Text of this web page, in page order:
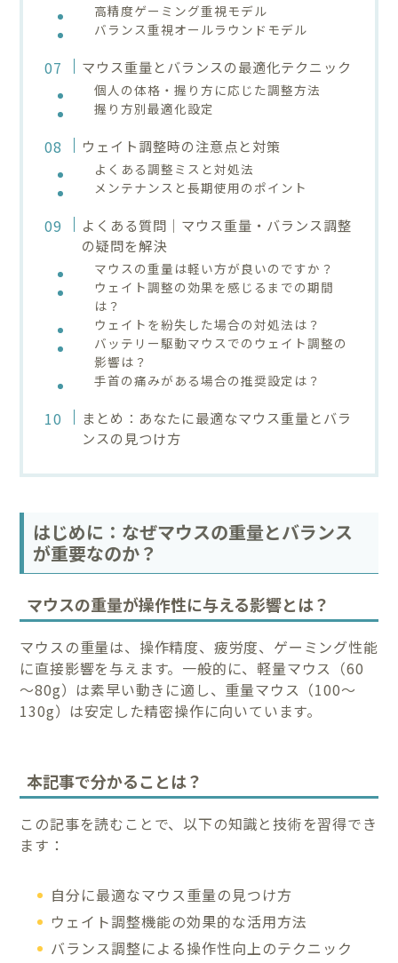
高精度ゲーミング重視モデル
バランス重視オールラウンドモデル
マウス重量とバランスの最適化テクニック
個人の体格・握り方に応じた調整方法
握り方別最適化設定
ウェイト調整時の注意点と対策
よくある調整ミスと対処法
メンテナンスと長期使用のポイント
よくある質問｜マウス重量・バランス調整
の疑問を解決
マウスの重量は軽い方が良いのですか？
ウェイト調整の効果を感じるまでの期間
は？
ウェイトを紛失した場合の対処法は？
バッテリー駆動マウスでのウェイト調整の
影響は？
手首の痛みがある場合の推奨設定は？
まとめ：あなたに最適なマウス重量とバラ
ンスの見つけ方
はじめに：なぜマウスの重量とバランス
が重要なのか？
マウスの重量が操作性に与える影響とは？
マウスの重量は、操作精度、疲労度、ゲーミング性能
に直接影響を与えます。一般的に、軽量マウス（60
～80g）は素早い動きに適し、重量マウス（100～
130g）は安定した精密操作に向いています。
本記事で分かることは？
この記事を読むことで、以下の知識と技術を習得でき
ます：
自分に最適なマウス重量の見つけ方
ウェイト調整機能の効果的な活用方法
バランス調整による操作性向上のテクニック